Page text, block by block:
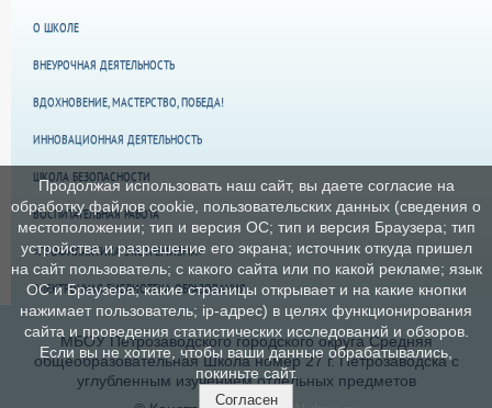
О ШКОЛЕ
ВНЕУРОЧНАЯ ДЕЯТЕЛЬНОСТЬ
ВДОХНОВЕНИЕ, МАСТЕРСТВО, ПОБЕДА!
ИННОВАЦИОННАЯ ДЕЯТЕЛЬНОСТЬ
ШКОЛА БЕЗОПАСНОСТИ
ВОСПИТАТЕЛЬНАЯ РАБОТА
«ПРОФИЛАКТИКА ЭКСТРЕМИЗМА»
ЭЛЕКТРОННАЯ БИБЛИОТЕКА ОБРАЗОВАНИЯ
МБОУ Петрозаводского городского округа Средняя
общеобразовательная Школа номер 27 г. Петрозаводска с
углубленным изучением отдельных предметов
Продолжая использовать наш сайт, вы даете согласие на
обработку файлов cookie, пользовательских данных (сведения о
местоположении; тип и версия ОС; тип и версия Браузера; тип
устройства и разрешение его экрана; источник откуда пришел
на сайт пользователь; с какого сайта или по какой рекламе; язык
ОС и Браузера; какие страницы открывает и на какие кнопки
нажимает пользователь; ip-адрес) в целях функционирования
сайта и проведения статистических исследований и обзоров.
Если вы не хотите, чтобы ваши данные обрабатывались,
покиньте сайт.
Согласен